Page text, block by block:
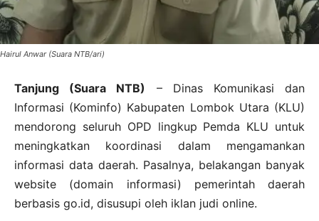
Hairul Anwar (Suara NTB/ari)
Tanjung (Suara NTB)
– Dinas Komunikasi dan
Informasi (Kominfo) Kabupaten Lombok Utara (KLU)
mendorong seluruh OPD lingkup Pemda KLU untuk
meningkatkan koordinasi dalam mengamankan
informasi data daerah. Pasalnya, belakangan banyak
website (domain informasi) pemerintah daerah
berbasis go.id, disusupi oleh iklan judi online.